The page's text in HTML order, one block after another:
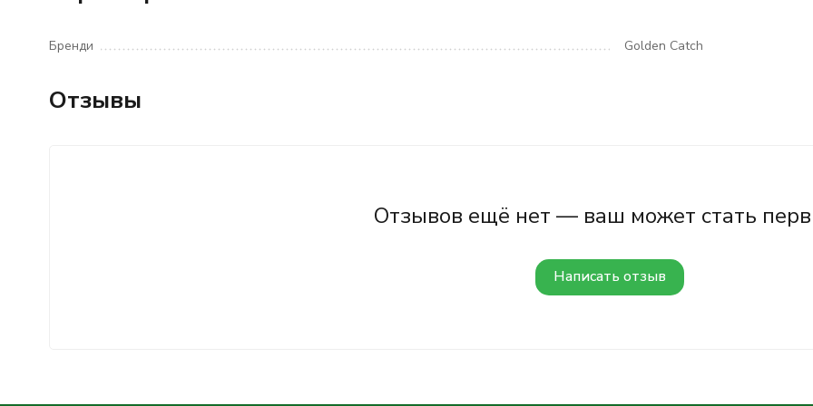
Бренди Golden Catch
Отзывы
Отзывов ещё нет — ваш может стать
Написать отзыв